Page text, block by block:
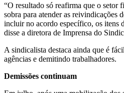
“O resultado só reafirma que o setor
sobra para atender as reivindicações
incluir no acordo específico, os itens
disse a diretora de Imprensa do
A sindicalista destaca ainda que é
agências e demitindo trabalhadores.
Demissões continuam